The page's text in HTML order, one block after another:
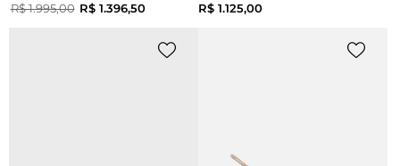
R$ 1.995,00 R$ 1.396,50 R$ 1.125,00